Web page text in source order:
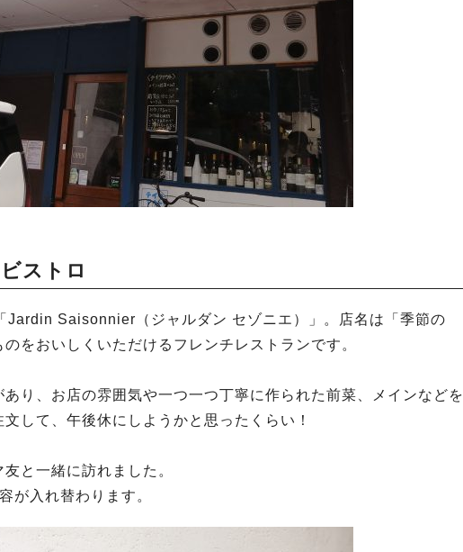
ストロ
Jardin Saisonnier（ジャルダン セゾニエ）」。店名は「季節の
をおいしくいただけるフレンチレストランです。
り、お店の雰囲気や一つ一つ丁寧に作られた前菜、メインなどを
して、午後休にしようかと思ったくらい！
と一緒に訪れました。
が入れ替わります。